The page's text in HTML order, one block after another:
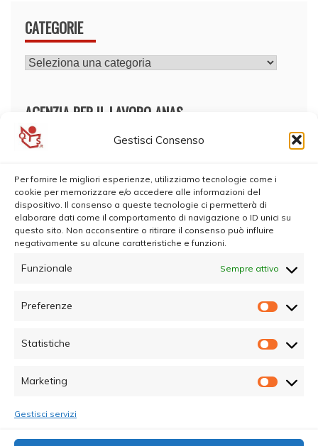
Gestisci Consenso
Per fornire le migliori esperienze, utilizziamo tecnologie come i
cookie per memorizzare e/o accedere alle informazioni del
dispositivo. Il consenso a queste tecnologie ci permetterà di
elaborare dati come il comportamento di navigazione o ID unici su
questo sito. Non acconsentire o ritirare il consenso può influire
negativamente su alcune caratteristiche e funzioni.
Funzionale Sempre attivo
Preferenze
Statistiche
Marketing
Gestisci servizi
CATEGORIE
CATEGORIE
AGENZIA PER IL LAVORO ANAS